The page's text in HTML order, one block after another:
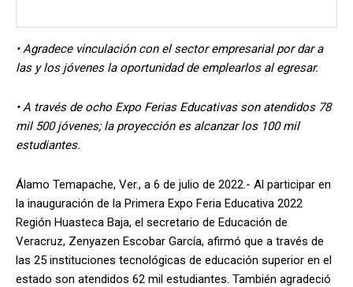
• Agradece vinculación con el sector empresarial por dar a
las y los jóvenes la oportunidad de emplearlos al egresar.
• A través de ocho Expo Ferias Educativas son atendidos 78
mil 500 jóvenes; la proyección es alcanzar los 100 mil
estudiantes.
Álamo Temapache, Ver., a 6 de julio de 2022.- Al participar en
la inauguración de la Primera Expo Feria Educativa 2022
Región Huasteca Baja, el secretario de Educación de
Veracruz, Zenyazen Escobar García, afirmó que a través de
las 25 instituciones tecnológicas de educación superior en el
estado son atendidos 62 mil estudiantes. También agradeció